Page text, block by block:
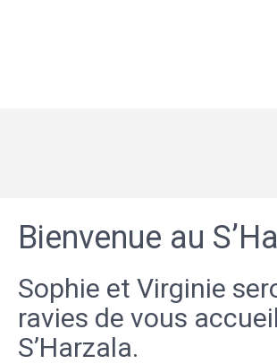
Bienvenue au
Sophie et Virginie
ravies de vous
S’Harzala.